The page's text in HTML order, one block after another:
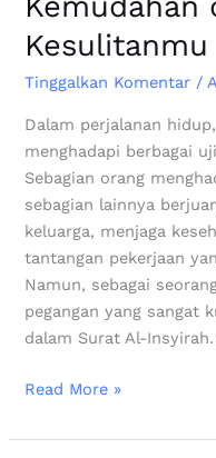
Kesulitanmu
Tinggalkan Komentar /
Dalam perjalanan
menghadapi berbagai
Sebagian orang
sebagian lainnya
keluarga, menjaga
tantangan pekerjaan
Namun, sebagai
pegangan yang sangat
dalam Surat Al-
Read More »